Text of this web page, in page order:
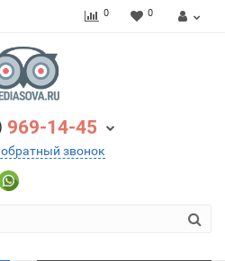
0 0
969-14-45
звонок